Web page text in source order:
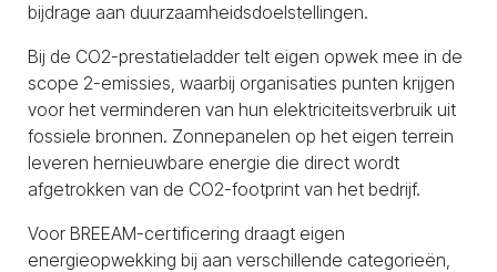
bijdrage aan duurzaamheidsdoelstellingen.
Bij de CO2-prestatieladder telt eigen opwek mee in de
scope 2-emissies, waarbij organisaties punten krijgen
voor het verminderen van hun elektriciteitsverbruik uit
fossiele bronnen. Zonnepanelen op het eigen terrein
leveren hernieuwbare energie die direct wordt
afgetrokken van de CO2-footprint van het bedrijf.
Voor BREEAM-certificering draagt eigen
energieopwekking bij aan verschillende categorieën,